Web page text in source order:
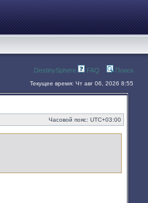
DestinySphere FAQ Поиск
Текущее время: Чт авг 06, 2026 8:55
Часовой пояс: UTC+03:00